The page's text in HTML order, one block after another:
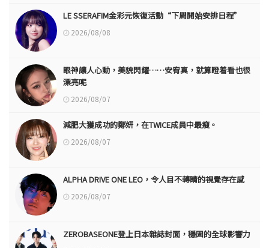
LE SSERAFIM金彩元恢復活動“下周開始安排日程”
2026/08/08
眼神讓人心動，美貌閃耀……安宥真，就算瞪着看也很
漂亮呢
2026/08/07
減肥大獲成功的鄭妍，在TWICE成員中最瘦。
2026/08/07
ALPHA DRIVE ONE LEO，令人目不轉睛的視覺存在感
2026/08/07
ZEROBASEONE登上日本雜誌封面，穩固的全球影響力